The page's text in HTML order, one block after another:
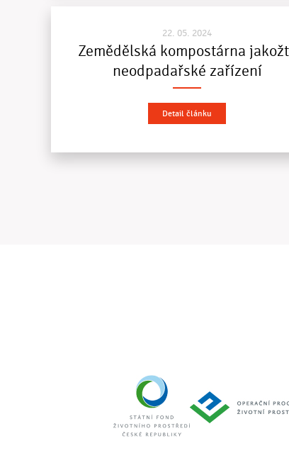
22. 05. 2024
Zemědělská kompostárna
neodpadařské zařízení
Detail článku